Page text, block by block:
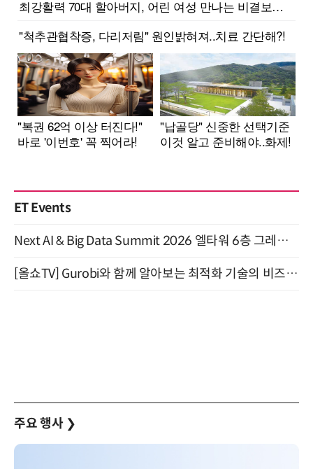
ET Events
Next AI & Big Data Summit 2026 엘타워 6층 그레이스홀 개최 (9/18)
[올쇼TV] Gurobi와 함께 알아보는 최적화 기술의 비즈니스 활용 (8월 20일 생방송)
주요 행사 ❯